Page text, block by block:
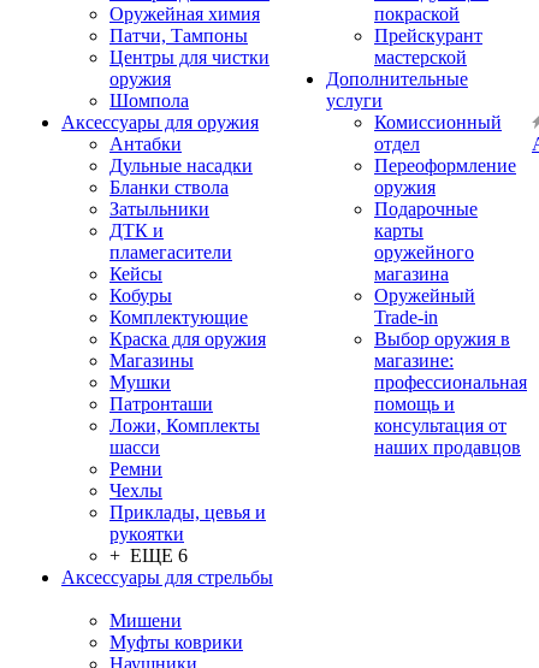
Оружейная химия
Патчи, Тампоны
Центры для чистки
оружия
Шомпола
Аксессуары для оружия
Антабки
Дульные насадки
Бланки ствола
Затыльники
ДТК и
пламегасители
Кейсы
Кобуры
Комплектующие
Краска для оружия
Магазины
Мушки
Патронташи
Ложи, Комплекты
шасси
Ремни
Чехлы
Приклады, цевья и
рукоятки
+ ЕЩЕ 6
Аксессуары для стрельбы
Мишени
Муфты коврики
Наушники
покраской
Прейскурант
мастерской
Дополнительные
услуги
Комиссионный
отдел
Переоформление
оружия
Подарочные
карты
оружейного
магазина
Оружейный
Trade-in
Выбор оружия в
магазине:
профессиональная
помощь и
консультация от
наших продавцов